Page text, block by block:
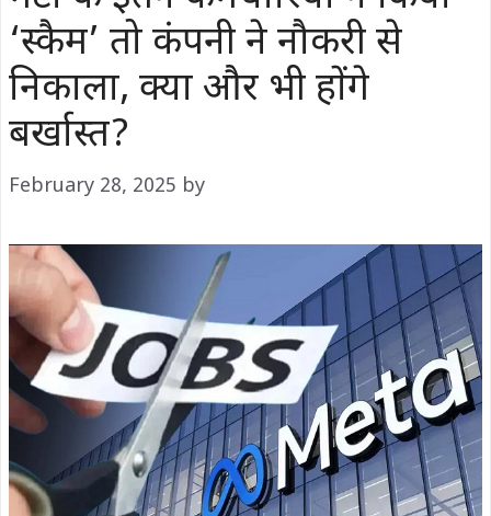
‘स्कैम’ तो कंपनी ने नौकरी से
निकाला, क्या और भी होंगे
बर्खास्त?
February 28, 2025 by